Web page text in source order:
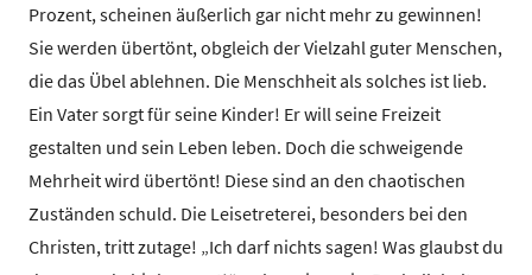
Prozent, scheinen äußerlich gar nicht mehr zu gewinnen!
Sie werden übertönt, obgleich der Vielzahl guter Menschen,
die das Übel ablehnen. Die Menschheit als solches ist lieb.
Ein Vater sorgt für seine Kinder! Er will seine Freizeit
gestalten und sein Leben leben. Doch die schweigende
Mehrheit wird übertönt! Diese sind an den chaotischen
Zuständen schuld. Die Leisetreterei, besonders bei den
Christen, tritt zutage! „Ich darf nichts sagen! Was glaubst du